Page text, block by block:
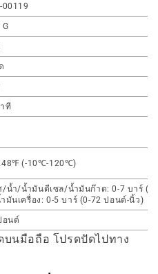
00119
G
ที
(-10℃-120℃)
/น้ำ/น้ำมันดีเซล/น้ำมันก๊าด: 0-7 บาร์
มันเครื่อง: 0-5 บาร์ (0-72 ปอนด์-นิ้ว)
อนด์
บนมือถือ โปรดปัดไปทาง